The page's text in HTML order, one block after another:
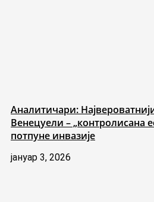
Аналитичари:
Венецуели – „контролисана
потпуне инвазије
јануар 3, 2026